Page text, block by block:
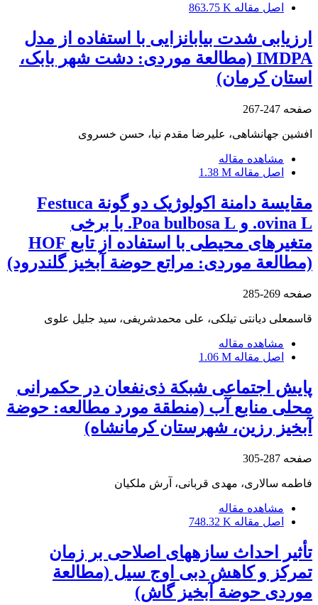
اصل مقاله 863.75 K
ارزیابی شدت بیابان‏زایی با استفاده از مدل
IMDPA (مطالعة موردی: دشت شهر بابک،
استان کرمان)
صفحه 247-267
افشین جهانشاهی، علیرضا مقدم نیا، حسن خسروی
مشاهده مقاله
اصل مقاله 1.38 M
مقایسة دامنة اکولوژیک دو گونة Festuca
ovina L. و Poa bulbosa L. با برخی
متغیرهای محیطی با استفاده از تابع HOF
(مطالعة موردی: مراتع حوضة آبخیز گلندرود)
صفحه 269-285
قاسمعلی دیانتی تیلکی، علی محمدشریفی، سید جلیل علوی
مشاهده مقاله
اصل مقاله 1.06 M
پایش اجتماعی شبکة ذی‌نفعان در حکمرانی
محلی منابع آب (منطقة مورد مطالعه: حوضة
آبخیز رزین، شهرستان کرمانشاه)
صفحه 287-305
فاطمه سالاری، مهدی قربانی، آرش ملکیان
مشاهده مقاله
اصل مقاله 748.32 K
تأثیر احداث سازه‏‏های اصلاحی بر زمان‏
تمرکز و کاهش دبی اوج سیل (مطالعة
موردی حوضة آبخیز گاش)